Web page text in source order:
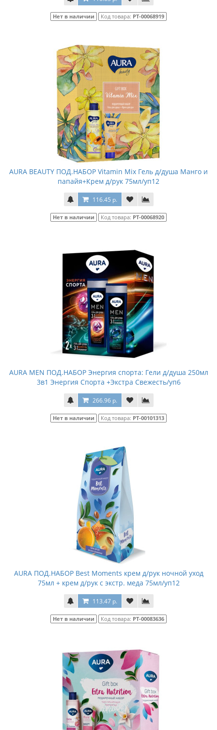
Нет в наличии Код товара: РТ-00068919
AURA BEAUTY ПОД.НАБОР Vitamin Mix Гель д/душа Манго и
папайя+Крем д/рук 75мл/уп12
116.45 р.
Нет в наличии Код товара: РТ-00068920
AURA MEN ПОД.НАБОР Энергия спорта: Гели д/душа 250мл
3в1 Энергия Спорта +Экстра Свежесть/уп6
266.96 р.
Нет в наличии Код товара: РТ-00101313
AURA ПОД.НАБОР Best Moments крем д/рук ночной уход
75мл + крем д/рук с экстр. меда 75мл/уп12
113.47 р.
Нет в наличии Код товара: РТ-00083636